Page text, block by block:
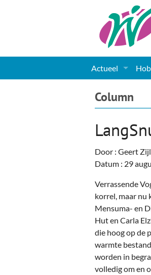
Actueel
Nieuws
Gemeente
Columns &
Foto-pagina
Column
Door : Geert
Datum : 29
Verrassende
korrel, maar nu
Mensuma- en
Hut en Carla
die hoog op de
warmte
worden in
volledig om en